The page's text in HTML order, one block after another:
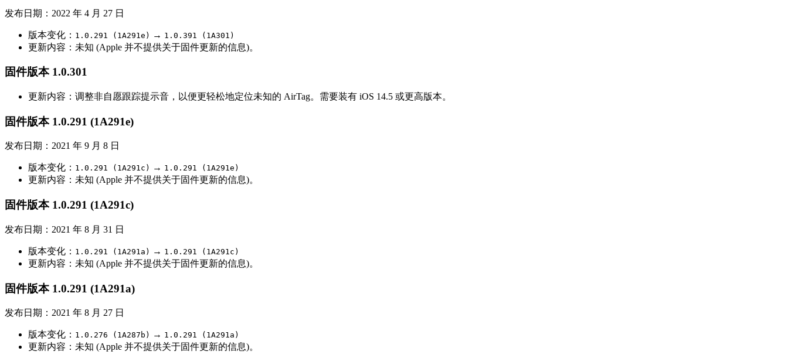
发布日期：2022 年 4 月 27 日
版本变化： 1.0.291 (1A291e) → 1.0.391 (1A301)
更新内容：未知 (Apple 并不提供关于固件更新的信息)。
固件版本 1.0.301
更新内容：调整非自愿跟踪提示音，以便更轻松地定位未知的 AirTag。需要装有 iOS 14.5 或更高版本。
固件版本 1.0.291 (1A291e)
发布日期：2021 年 9 月 8 日
版本变化： 1.0.291 (1A291c) → 1.0.291 (1A291e)
更新内容：未知 (Apple 并不提供关于固件更新的信息)。
固件版本 1.0.291 (1A291c)
发布日期：2021 年 8 月 31 日
版本变化： 1.0.291 (1A291a) → 1.0.291 (1A291c)
更新内容：未知 (Apple 并不提供关于固件更新的信息)。
固件版本 1.0.291 (1A291a)
发布日期：2021 年 8 月 27 日
版本变化： 1.0.276 (1A287b) → 1.0.291 (1A291a)
更新内容：未知 (Apple 并不提供关于固件更新的信息)。